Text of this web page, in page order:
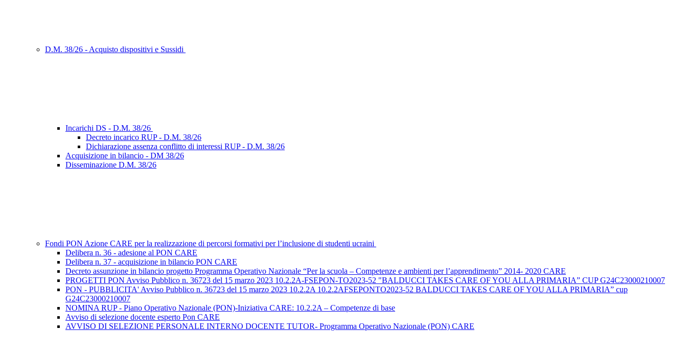
D.M. 38/26 - Acquisto dispositivi e Sussidi
Incarichi DS - D.M. 38/26
Decreto incarico RUP - D.M. 38/26
Dichiarazione assenza conflitto di interessi RUP - D.M. 38/26
Acquisizione in bilancio - DM 38/26
Disseminazione D.M. 38/26
Fondi PON Azione CARE per la realizzazione di percorsi formativi per l’inclusione di studenti ucraini
Delibera n. 36 - adesione al PON CARE
Delibera n. 37 - acquisizione in bilancio PON CARE
Decreto assunzione in bilancio progetto Programma Operativo Nazionale “Per la scuola – Competenze e ambienti per l’apprendimento” 2014- 2020 CARE
PROGETTI PON Avviso Pubblico n. 36723 del 15 marzo 2023 10.2.2A-FSEPON-TO2023-52 "BALDUCCI TAKES CARE OF YOU ALLA PRIMARIA” CUP G24C23000210007
PON - PUBBLICITA' Avviso Pubblico n. 36723 del 15 marzo 2023 10.2.2A 10.2.2AFSEPONTO2023-52 BALDUCCI TAKES CARE OF YOU ALLA PRIMARIA” cup
G24C23000210007
NOMINA RUP - Piano Operativo Nazionale (PON)-Iniziativa CARE: 10.2.2A – Competenze di base
Avviso di selezione docente esperto Pon CARE
AVVISO DI SELEZIONE PERSONALE INTERNO DOCENTE TUTOR- Programma Operativo Nazionale (PON) CARE